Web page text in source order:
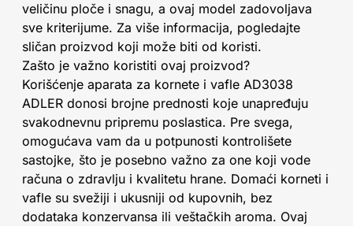
veličinu ploče i snagu, a ovaj model zadovoljava
sve kriterijume. Za više informacija, pogledajte
sličan proizvod koji može biti od koristi.
Zašto je važno koristiti ovaj proizvod?
Korišćenje aparata za kornete i vafle AD3038
ADLER donosi brojne prednosti koje unapređuju
svakodnevnu pripremu poslastica. Pre svega,
omogućava vam da u potpunosti kontrolišete
sastojke, što je posebno važno za one koji vode
računa o zdravlju i kvalitetu hrane. Domaći korneti i
vafle su svežiji i ukusniji od kupovnih, bez
dodataka konzervansa ili veštačkih aroma. Ovaj